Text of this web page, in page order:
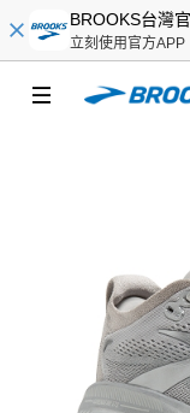
BROOKS台灣
立刻使用官方APP